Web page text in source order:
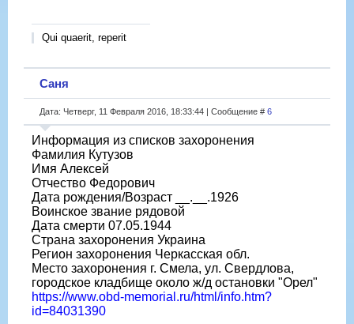
Qui quaerit, reperit
Саня
Дата: Четверг, 11 Февраля 2016, 18:33:44 | Сообщение # 6
Информация из списков захоронения
Фамилия Кутузов
Имя Алексей
Отчество Федорович
Дата рождения/Возраст __.__.1926
Воинское звание рядовой
Дата смерти 07.05.1944
Страна захоронения Украина
Регион захоронения Черкасская обл.
Место захоронения г. Смела, ул. Свердлова,
городское кладбище около ж/д остановки "Орел"
https://www.obd-memorial.ru/html/info.htm?
id=84031390